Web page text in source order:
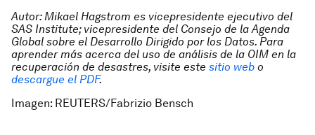
Autor: Mikael Hagstrom es vicepresidente ejecutivo del
SAS Institute; vicepresidente del Consejo de la Agenda
Global sobre el Desarrollo Dirigido por los Datos. Para
aprender más acerca del uso de análisis de la OIM en la
recuperación de desastres, visite este sitio web o
descargue el PDF.
Imagen: REUTERS/Fabrizio Bensch